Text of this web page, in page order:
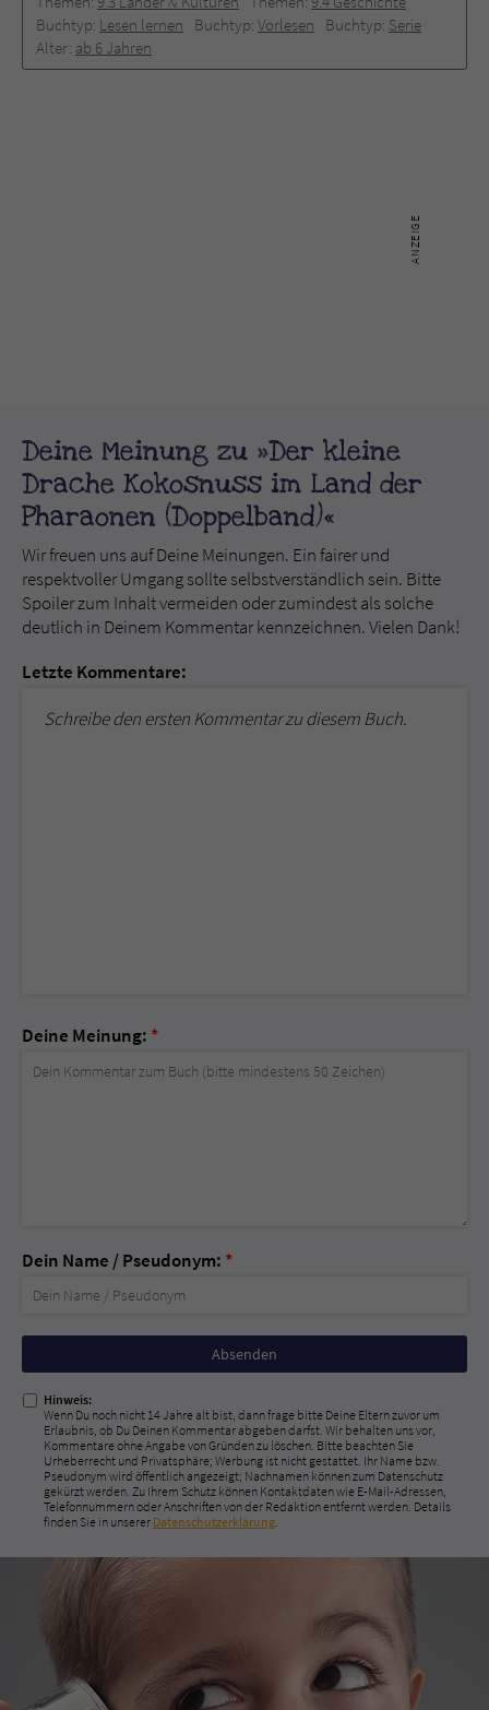
Buchtyp: Lesen lernen Buchtyp: Vorlesen Buchtyp: Serie
Alter: ab 6 Jahren
Deine Meinung zu »Der kleine
Drache Kokosnuss im Land der
Pharaonen (Doppelband)«
Wir freuen uns auf Deine Meinungen. Ein fairer und
respektvoller Umgang sollte selbstverständlich sein. Bitte
Spoiler zum Inhalt vermeiden oder zumindest als solche
deutlich in Deinem Kommentar kennzeichnen. Vielen Dank!
Letzte Kommentare:
Schreibe den ersten Kommentar zu diesem Buch.
Deine Meinung: *
Dein Name / Pseudonym: *
Nicht
ausfüllen!
Hinweis:
Wenn Du noch nicht 14 Jahre alt bist, dann frage bitte Deine Eltern zuvor um
Erlaubnis, ob Du Deinen Kommentar abgeben darfst. Wir behalten uns vor,
Kommentare ohne Angabe von Gründen zu löschen. Bitte beachten Sie
Urheberrecht und Privatsphäre; Werbung ist nicht gestattet. Ihr Name bzw.
Pseudonym wird öffentlich angezeigt; Nachnamen können zum Datenschutz
gekürzt werden. Zu Ihrem Schutz können Kontaktdaten wie E-Mail-Adressen,
Telefonnummern oder Anschriften von der Redaktion entfernt werden. Details
finden Sie in unserer Datenschutzerklärung